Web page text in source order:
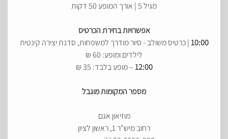
מגיל 5 | אורך המופע 50 דקות
אפשרויות בחירת הכרטיס
10:00| כרטיס משולב - סיור מודרך למשפחות, סדנת יצירה קינטית
לילדים ומופע: 60 ₪
12:00– מופע בלבד: 35 ₪
מספר המקומות מוגבל
מוזיאון אגם
רחוב מיש"ר 1, ראשון לציון